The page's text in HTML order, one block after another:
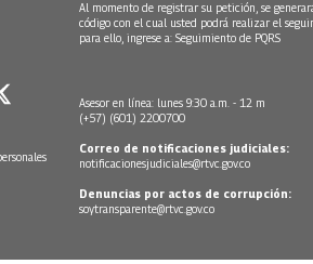
Al momento de registrar su petición, se
código con el cual usted podrá realizar el
para ello, ingrese a: Seguimiento de PQRS
Asesor en línea: lunes 9:30 a.m. - 12 m
(+57) (601) 2200700
Correo de notificaciones judiciales:
notificacionesjudiciales@rtvc.gov.co
Denuncias por actos de corrupción:
soytransparente@rtvc.gov.co